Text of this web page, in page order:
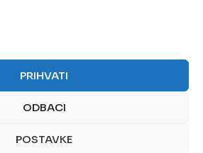
PRIHVATI
ODBACI
POSTAVKE